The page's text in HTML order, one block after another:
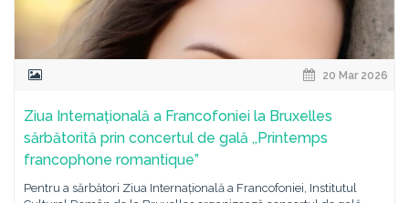
20 Mar 2026
Ziua Internațională a Francofoniei la Bruxelles
sărbătorită prin concertul de gală ,,Printemps
francophone romantique”
Pentru a sărbători Ziua Internațională a Francofoniei, Institutul